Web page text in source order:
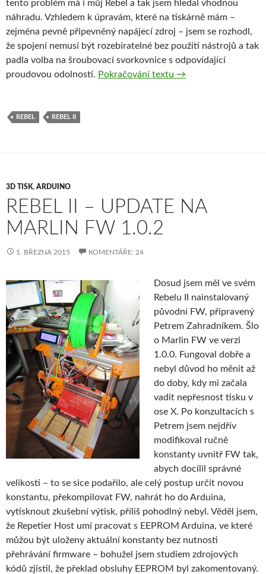
tento problém má i můj Rebel a tak jsem hledal vhodnou
náhradu. Vzhledem k úpravám, které na tiskárně mám –
zejména pevně připevněný napájecí zdroj – jsem se rozhodl,
že spojení nemusí být rozebíratelné bez použití nástrojů a tak
padla volba na šroubovací svorkovnice s odpovídající
proudovou odolností. Pokračování textu Rebel II –
→
REBEL REBEL II
3D TISK, ARDUINO
REBEL II – UPDATE NA
MARLIN FW 1.0.2
1. BŘEZNA 2015 KOMENTÁŘE: 24
Dosud jsem měl ve svém
Rebelu II nainstalovaný
původní FW, připravený
Petrem Zahradníkem. Šlo
o Marlin FW ve verzi
1.0.0. Fungoval dobře a
nebyl důvod ho měnit až
do doby, kdy mi začala
vadit nepřesnost tisku v
ose X. Po konzultacích s
Petrem jsem nejdřív
modifikoval ručně
konstanty uvnitř FW tak,
abych docílil správné
velikosti – to se sice podařilo, ale celý postup určit novou
konstantu, překompilovat FW, nahrát ho do Arduina,
vytisknout zkušební výtisk, příliš pohodlný nebyl. Věděl jsem,
že Repetier Host umí pracovat s EEPROM Arduina, ve které
můžou být uloženy aktuální konstanty bez nutnosti
přehrávání firmware – bohužel jsem studiem zdrojových
kódů zjistil, že překlad obsluhy EEPROM byl zakomentovaný.